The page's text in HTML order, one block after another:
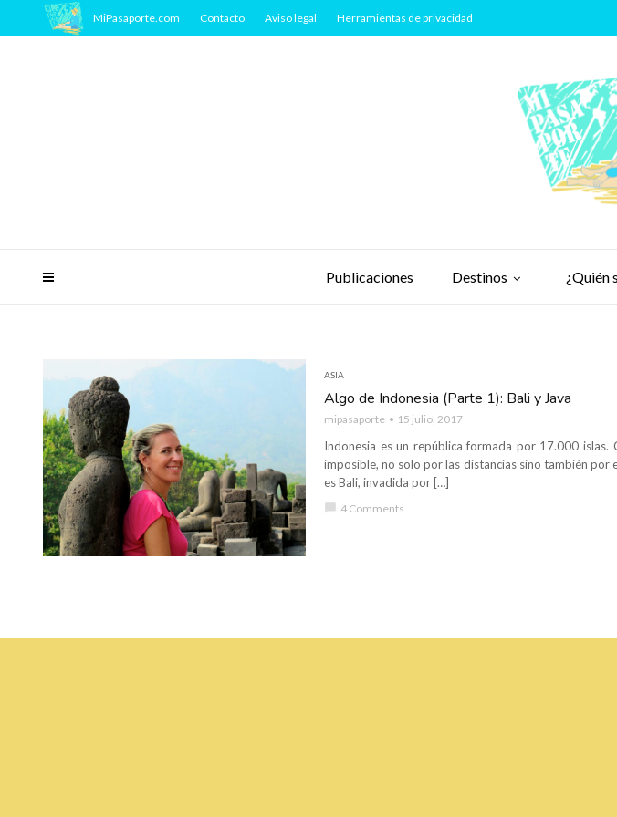
Publicaciones Destinos ¿Quién
MiPasaporte.com Contacto Aviso legal Herramientas de privacidad
ASIA
Algo de Indonesia (Parte 1): Bali y Java
mipasaporte 15 julio, 2017
Indonesia es un república formada por 17.000 islas.
imposible, no solo por las distancias sino también por
es Bali, invadida por […]
chat_bubble 4 Comments